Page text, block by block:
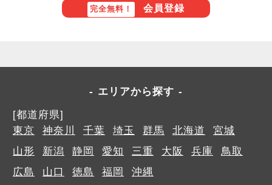
完全無料！ 会員登録
エリアから探す
[都道府県]
東京
神奈川 千葉 埼玉 群馬 北海道
宮城
山形
新潟 静岡 愛知 三重 大阪 兵庫
鳥取
広島
山口 徳島 福岡 沖縄